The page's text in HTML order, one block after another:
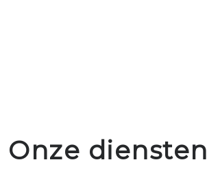
Onze diensten